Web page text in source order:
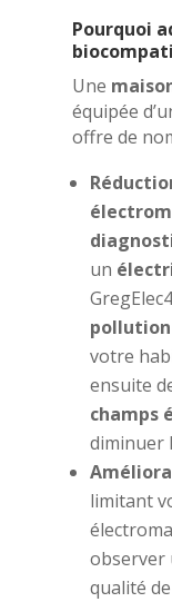
Pourquoi
Une
équipée
offre de
un
votre
ensuite
champs
diminuer
limitant
observer
qualité